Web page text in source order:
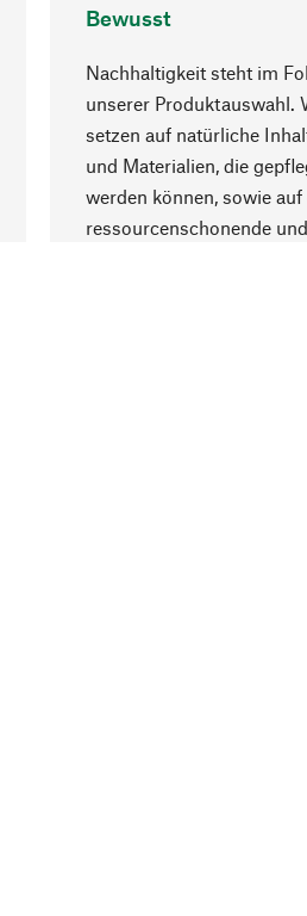
Bewusst
Nachhaltigkeit steht im
unserer Produktauswahl.
setzen auf natürliche
und Materialien, die
werden können, sowie auf
ressourcenschonende und